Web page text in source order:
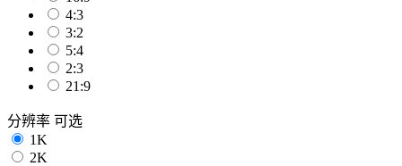
4:3
3:2
5:4
2:3
21:9
分辨率 可选
1K
2K